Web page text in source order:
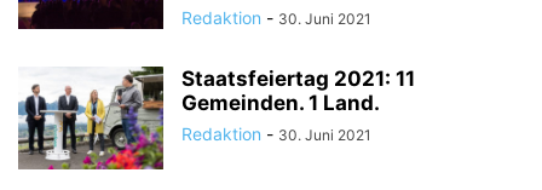
Redaktion - 30. Juni 2021
Staatsfeiertag 2021: 11
Gemeinden. 1 Land.
Redaktion - 30. Juni 2021